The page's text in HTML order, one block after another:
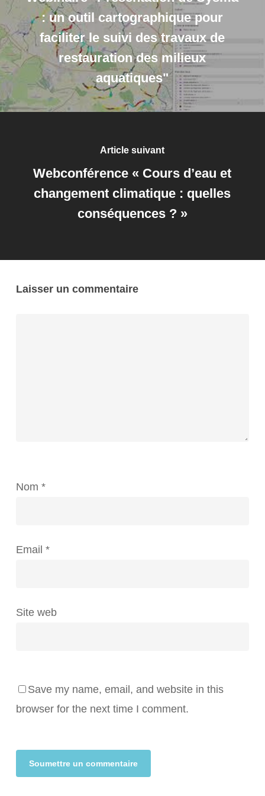
: un outil cartographique pour
faciliter le suivi des travaux de
restauration des milieux
aquatiques"
Article suivant
Webconférence « Cours d’eau et
changement climatique : quelles
conséquences ? »
Laisser un commentaire
Nom *
Email *
Site web
Save my name, email, and website in this
browser for the next time I comment.